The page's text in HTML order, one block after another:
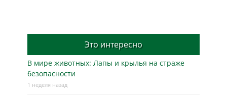
Это интересно
В мире животных: Лапы и крылья на страже
безопасности
1 неделя назад